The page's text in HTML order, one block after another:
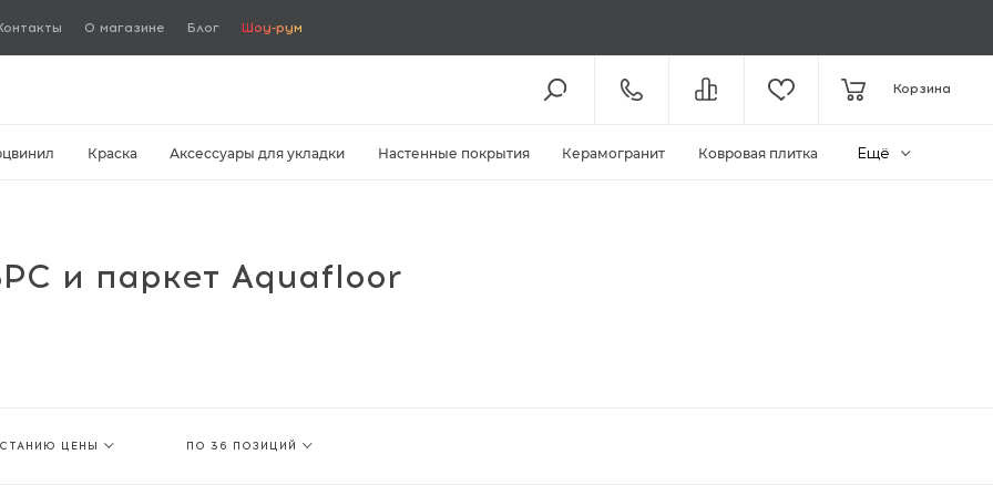
О магазине Блог Шоу-рум
8 (800) 301-61-43
КОЛЛ-ЦЕНТР / С 10:00
Корзина
Краска Аксессуары для укладки Настенные покрытия Керамогранит Ковровая плитка Ещё
и паркет Aquafloor
ЦЕНЫ ПО 36 ПОЗИЦИЙ